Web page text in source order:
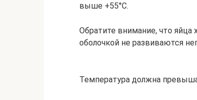
выше +55°C.
Обратите внимание, что
оболочкой не развиваются
Температура должна